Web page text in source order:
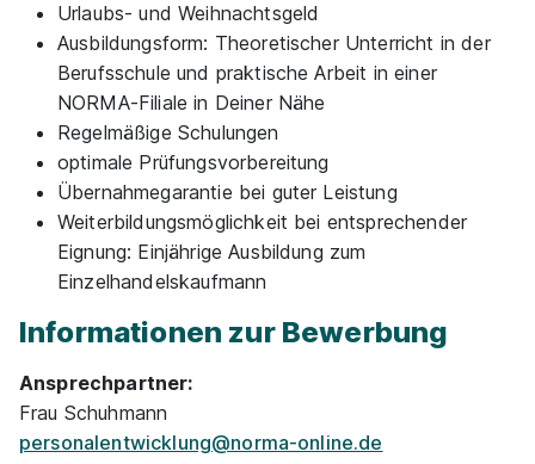
Ausbildung zum Verkäufer (m/w/d)
Discount Stiftung & Co. KG
01.08.2026
47798 Krefeld (u.a.)
Video
Urlaubs- und Weihnachtsgeld
Ausbildungsform: Theoretischer Unterricht in der
Berufsschule und praktische Arbeit in einer
NORMA-Filiale in Deiner Nähe
Regelmäßige Schulungen
optimale Prüfungsvorbereitung
Übernahmegarantie bei guter Leistung
Weiterbildungsmöglichkeit bei entsprechender
Eignung: Einjährige Ausbildung zum
Einzelhandelskaufmann
Informationen zur Bewerbung
Ansprechpartner:
Frau Schuhmann
personalentwicklung@norma-online.de